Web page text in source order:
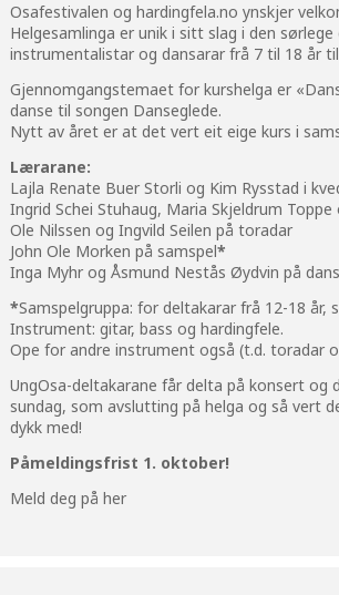
Osafestivalen oghardingfela.no ynskjer
Helgesamlinga er unik i sitt slag i den
instrumentalistar og dansarar frå 7 til 18 år
Gjennomgangstemaet for kurshelga er
danse til songen Danseglede.
Nytt av året er at det vert eit eige kurs i
Lærarane:
Lajla Renate Buer Storli og Kim Rysstad i
Ingrid Schei Stuhaug, Maria Skjeldrum
Ole Nilssen og Ingvild Seilen på toradar
John Ole Morken på samspel*
Inga Myhr og Åsmund Nestås Øydvin på dans
*Samspelgruppa: for deltakarar frå 12-18 år,
Instrument: gitar, bass og hardingfele.
Ope for andre instrument også (t.d. toradar
UngOsa-deltakarane får delta på konsert og
sundag, som avslutting på helga og så vert
dykk med!
Påmeldingsfrist 1. oktober!
Meld deg på her